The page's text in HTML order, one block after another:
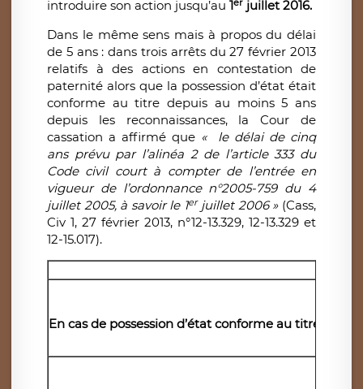
introduire son action jusqu’au 1
juillet 2016.
Dans le même sens mais à propos du délai
de 5 ans : dans trois arrêts du 27 février 2013
relatifs à des actions en contestation de
paternité alors que la possession d’état était
conforme au titre depuis au moins 5 ans
depuis les reconnaissances, la Cour de
cassation a affirmé que « le délai de cinq
ans prévu par l’alinéa 2 de l’article 333 du
Code civil court à compter de l’entrée en
vigueur de l’ordonnance n°2005-759 du 4
juillet 2005, à savoir le 1erjuillet 2006 » (Cass,
Civ 1, 27 février 2013, n°12-13.329, 12-13.329 et
12-15.017).
En cas de possession d’état conforme au titre